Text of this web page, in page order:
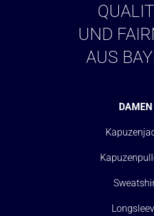
UND
AUS
DAMEN